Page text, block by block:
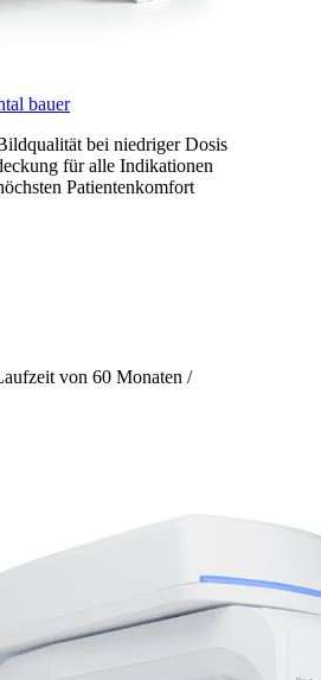
bauer
bei niedriger Dosis
für alle Indikationen
Patientenkomfort
von 60 Monaten /